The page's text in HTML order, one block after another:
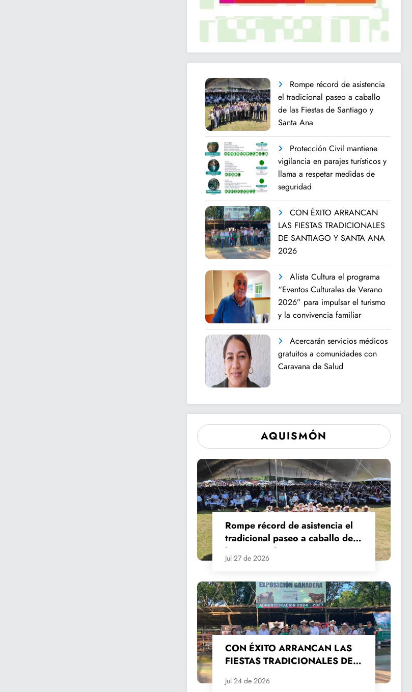
Rompe récord de asistencia
el tradicional paseo a caballo
de las Fiestas de Santiago y
Santa Ana
Protección Civil mantiene
vigilancia en parajes turísticos y
llama a respetar medidas de
seguridad
CON ÉXITO ARRANCAN
LAS FIESTAS TRADICIONALES
DE SANTIAGO Y SANTA ANA
2026
Alista Cultura el programa
“Eventos Culturales de Verano
2026” para impulsar el turismo
y la convivencia familiar
Acercarán servicios médicos
gratuitos a comunidades con
Caravana de Salud
AQUISMÓN
Rompe récord de asistencia el
tradicional paseo a caballo de
las Fiestas de Santiago y Santa
Ana
Jul 27 de 2026
CON ÉXITO ARRANCAN LAS
FIESTAS TRADICIONALES DE
2026
Jul 24 de 2026